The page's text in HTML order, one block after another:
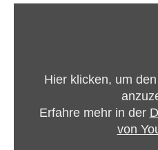
YouTubeHier klicken, um
Erfahre mehr in der
von